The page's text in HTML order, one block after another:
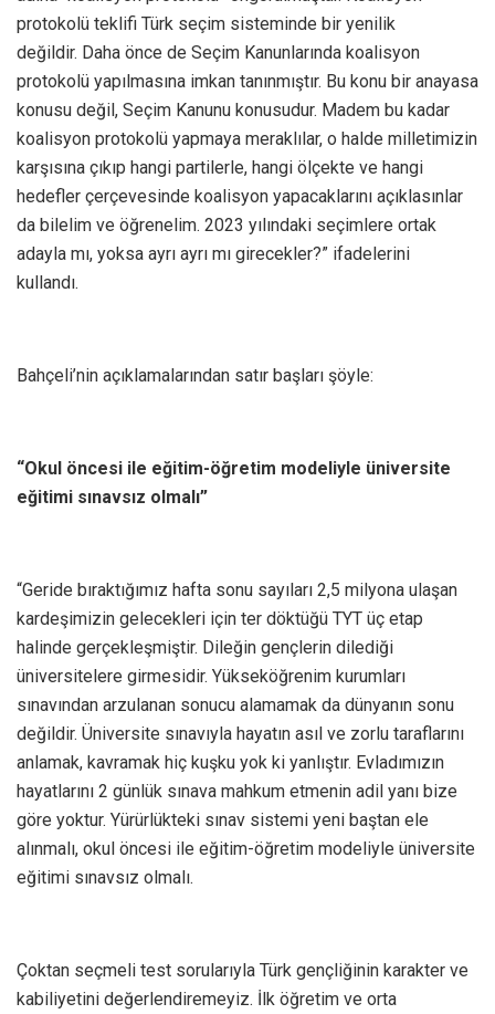
protokolü teklifi Türk seçim sisteminde bir yenilik
değildir. Daha önce de Seçim Kanunlarında koalisyon
protokolü yapılmasına imkan tanınmıştır. Bu konu bir anayasa
konusu değil, Seçim Kanunu konusudur. Madem bu kadar
koalisyon protokolü yapmaya meraklılar, o halde milletimizin
karşısına çıkıp hangi partilerle, hangi ölçekte ve hangi
hedefler çerçevesinde koalisyon yapacaklarını açıklasınlar
da bilelim ve öğrenelim. 2023 yılındaki seçimlere ortak
adayla mı, yoksa ayrı ayrı mı girecekler?” ifadelerini
kullandı.
Bahçeli’nin açıklamalarından satır başları şöyle:
“Okul öncesi ile eğitim-öğretim modeliyle üniversite
eğitimi sınavsız olmalı”
“Geride bıraktığımız hafta sonu sayıları 2,5 milyona ulaşan
kardeşimizin gelecekleri için ter döktüğü TYT üç etap
halinde gerçekleşmiştir. Dileğin gençlerin dilediği
üniversitelere girmesidir. Yükseköğrenim kurumları
sınavından arzulanan sonucu alamamak da dünyanın sonu
değildir. Üniversite sınavıyla hayatın asıl ve zorlu taraflarını
anlamak, kavramak hiç kuşku yok ki yanlıştır. Evladımızın
hayatlarını 2 günlük sınava mahkum etmenin adil yanı bize
göre yoktur. Yürürlükteki sınav sistemi yeni baştan ele
alınmalı, okul öncesi ile eğitim-öğretim modeliyle üniversite
eğitimi sınavsız olmalı.
Çoktan seçmeli test sorularıyla Türk gençliğinin karakter ve
kabiliyetini değerlendiremeyiz. İlk öğretim ve orta